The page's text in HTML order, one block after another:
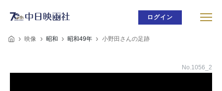
ログイン
映像 昭和 昭和49年 小野田さんの足跡
No.1056_2